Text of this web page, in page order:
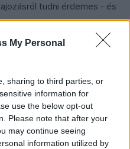
My Personal
sharing to third parties, or
information for
use the below opt-out
Please note that after your
may continue seeing
information utilized by
tudni érdemes - és
a zsiráf meg a többiek
ősi trükkjeibe.
családi vígjáték, 100 perc,